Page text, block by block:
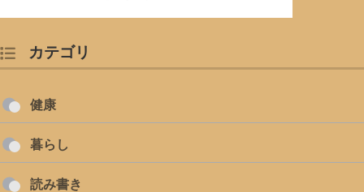
カテゴリ
健康
暮らし
読み書き